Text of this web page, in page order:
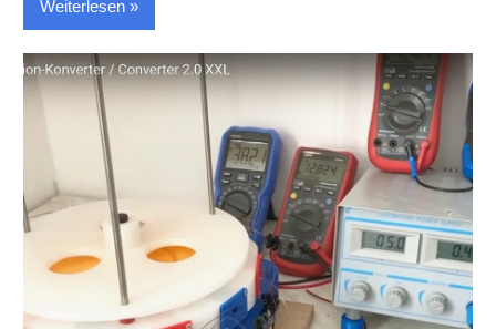
Weiterlesen